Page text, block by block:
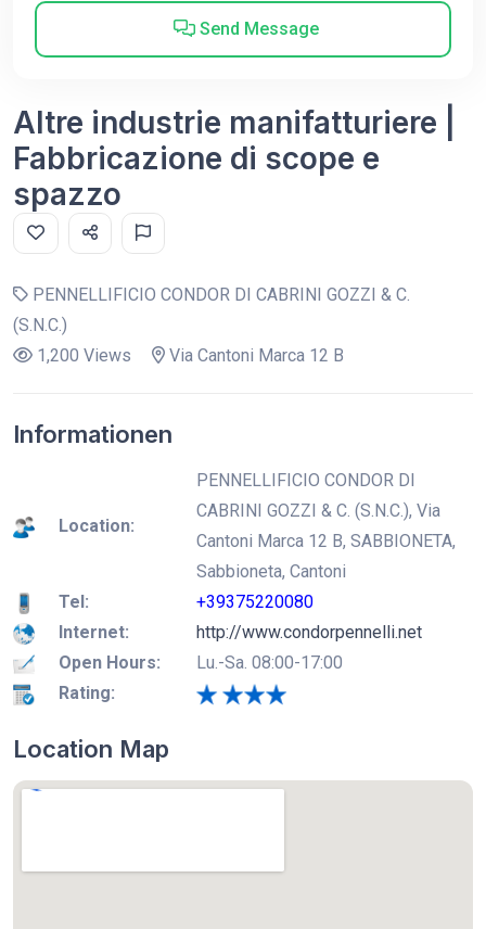
Send Message
Altre industrie manifatturiere |
Fabbricazione di scope e
spazzo
PENNELLIFICIO CONDOR DI CABRINI GOZZI & C.
(S.N.C.)
1,200 Views
Via Cantoni Marca 12 B
Informationen
Location:
PENNELLIFICIO CONDOR DI
CABRINI GOZZI & C. (S.N.C.), Via
Cantoni Marca 12 B, SABBIONETA,
Sabbioneta, Cantoni
Tel:
+39375220080
Internet:
http://www.condorpennelli.net
Open Hours:
Lu.-Sa. 08:00-17:00
Rating:
Location Map